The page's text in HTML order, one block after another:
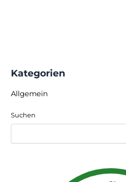
Kategorien
Allgemein
Suchen